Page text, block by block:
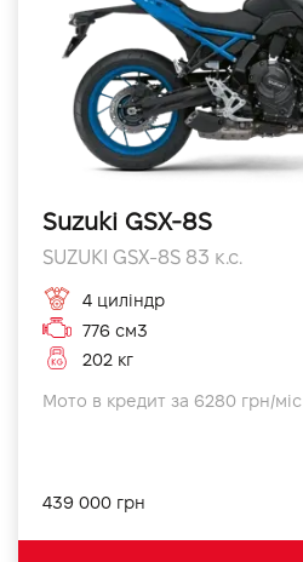
Suzuki GSX-8S
SUZUKI GSX-8S 83 к.с.
4 циліндр
776 см3
202 кг
Мото в кредит за 6280 грн/міс
439 000 грн